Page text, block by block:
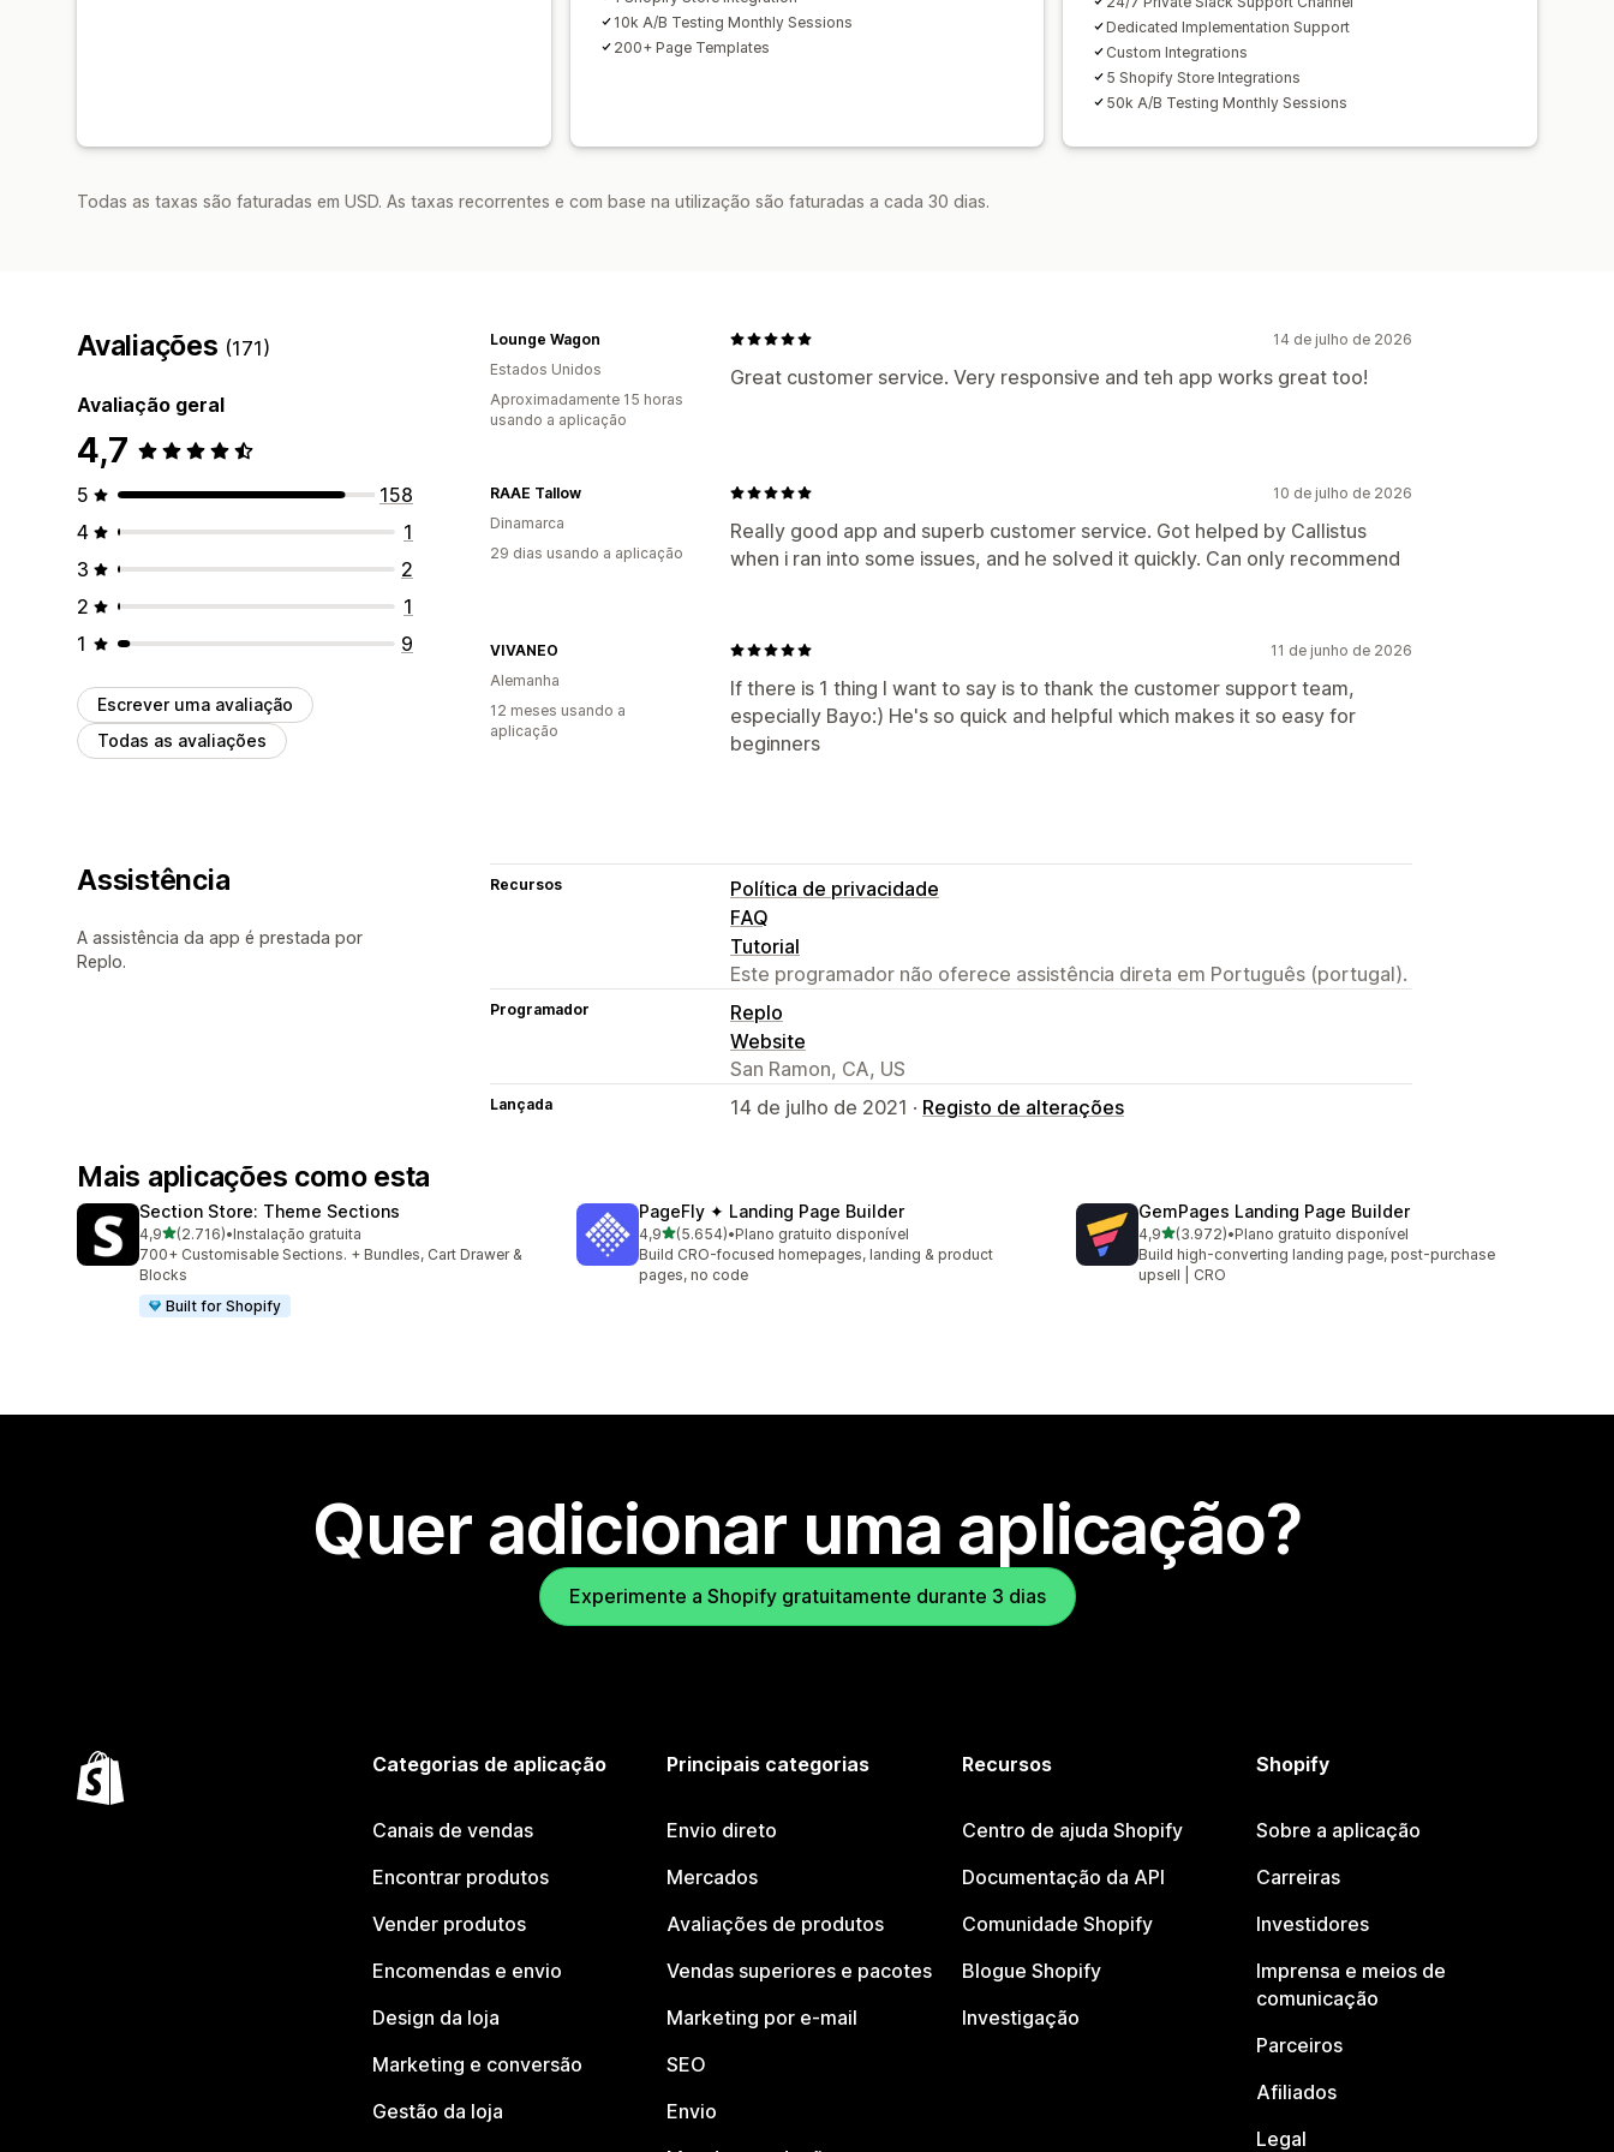
10k A/B Testing Monthly Sessions
200+ Page Templates
Dedicated Implementation Support
Custom Integrations
5 Shopify Store Integrations
50k A/B Testing Monthly Sessions
Todas as taxas são faturadas em USD. As taxas recorrentes e com base na utilização são faturadas a cada 30 dias.
Avaliações (171)
Avaliação geral
4,7
5
158
4
1
3
2
2
1
1
9
Escrever uma avaliação
Todas as avaliações
14 de julho de 2026
Great customer service. Very responsive and teh app works great too!
Lounge Wagon
Estados Unidos
Aproximadamente 15 horas
usando a aplicação
10 de julho de 2026
Really good app and superb customer service. Got helped by Callistus
when i ran into some issues, and he solved it quickly. Can only recommend
RAAE Tallow
Dinamarca
29 dias usando a aplicação
11 de junho de 2026
If there is 1 thing I want to say is to thank the customer support team,
especially Bayo:) He's so quick and helpful which makes it so easy for
beginners
VIVANEO
Alemanha
12 meses usando a
aplicação
Assistência
A assistência da app é prestada por
Replo.
Recursos
Política de privacidade
FAQ
Tutorial
Este programador não oferece assistência direta em Português (portugal).
Programador
Replo
Website
San Ramon, CA, US
Lançada 14 de julho de 2021 · Registo de alterações
Mais aplicações como esta
Section Store: Theme Sections
4,9de 5 estrelas
(2.716)
2716 total de avaliações
•Instalação gratuita
700+ Customisable Sections. + Bundles, Cart Drawer &
Blocks
Built for Shopify
PageFly ✦ Landing Page Builder
4,9de 5 estrelas
(5.654)
5654 total de avaliações
•Plano gratuito disponível
Build CRO-focused homepages, landing & product
pages, no code
GemPages Landing Page Builder
4,9de 5 estrelas
(3.972)
3972 total de avaliações
•Plano gratuito disponível
Build high-converting landing page, post-purchase
upsell | CRO
Quer adicionar uma aplicação?
Experimente a Shopify gratuitamente durante 3 dias
Categorias de aplicação
Canais de vendas
Encontrar produtos
Vender produtos
Encomendas e envio
Design da loja
Marketing e conversão
Gestão da loja
Principais categorias
Envio direto
Mercados
Avaliações de produtos
Vendas superiores e pacotes
Marketing por e-mail
SEO
Envio
Recursos
Centro de ajuda Shopify
Documentação da API
Comunidade Shopify
Blogue Shopify
Investigação
Shopify
Sobre a aplicação
Carreiras
Investidores
Imprensa e meios de
comunicação
Parceiros
Afiliados
Legal